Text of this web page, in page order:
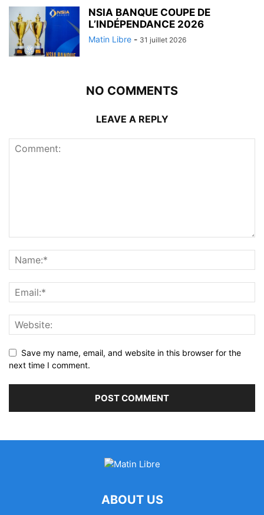
NSIA BANQUE COUPE DE
L’INDÉPENDANCE 2026
Matin Libre - 31 juillet 2026
NO COMMENTS
LEAVE A REPLY
Save my name, email, and website in this browser for the
next time I comment.
ABOUT US